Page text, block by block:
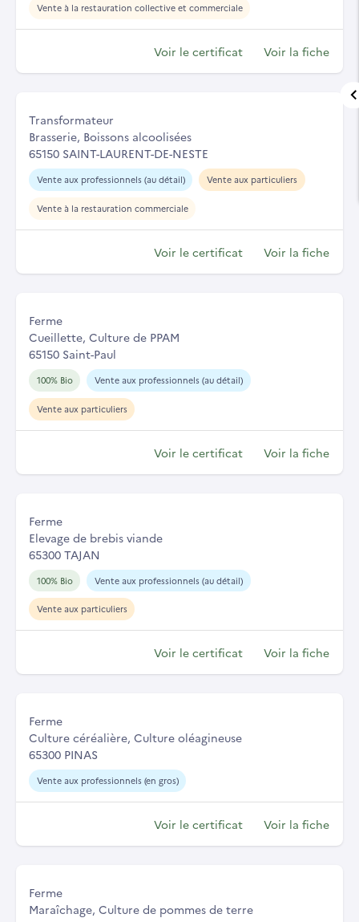
Vente à la restauration collective et commerciale
Voir le certificat Voir la fiche
Transformateur
Brasserie, Boissons alcoolisées
65150 SAINT-LAURENT-DE-NESTE
Vente aux professionnels (au détail) Vente aux particuliers
Vente à la restauration commerciale
Voir le certificat Voir la fiche
Ferme
Cueillette, Culture de PPAM
65150 Saint-Paul
100% Bio Vente aux professionnels (au détail)
Vente aux particuliers
Voir le certificat Voir la fiche
Ferme
Elevage de brebis viande
65300 TAJAN
100% Bio Vente aux professionnels (au détail)
Vente aux particuliers
Voir le certificat Voir la fiche
Ferme
Culture céréalière, Culture oléagineuse
65300 PINAS
Vente aux professionnels (en gros)
Voir le certificat Voir la fiche
Ferme
Maraîchage, Culture de pommes de terre